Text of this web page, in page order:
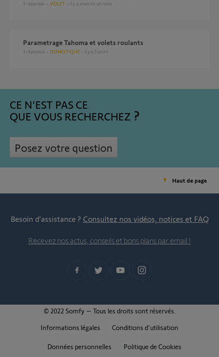
5 réponses VOLET il y a environ un mois
Parametrage Tahoma et volets roulants
3 réponses DOMOTIQUE il y a 5 jours
CE N'EST PAS CE
QUE VOUS RECHERCHEZ
Posez votre question
Haut de page
Besoin d’assistance ? Consultez nos vidéos, notices et FAQ
Recevez nos actus, conseils et bons plans par email !
© 2022 Somfy – Tous les droits sont réservés.
Informations légales
Conditions d'utilisation
Données personnelles Politique de Cookies